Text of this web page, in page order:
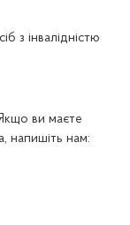
з інвалідністю
ви маєте
напишіть нам: